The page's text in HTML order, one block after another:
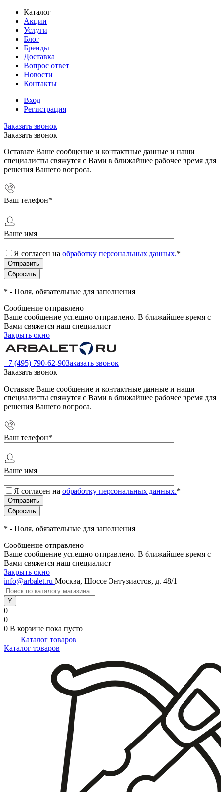
Каталог
Акции
Услуги
Блог
Бренды
Доставка
Вопрос ответ
Новости
Контакты
Вход
Регистрация
Заказать звонок
Заказать звонок
Оставьте Ваше сообщение и контактные данные и наши
специалисты свяжутся с Вами в ближайшее рабочее время для
решения Вашего вопроса.
Ваш телефон*
Ваше имя
Я согласен на обработку персональных данных.*
* - Поля, обязательные для заполнения
Сообщение отправлено
Ваше сообщение успешно отправлено. В ближайшее время с
Вами свяжется наш специалист
Закрыть окно
+7 (495) 790-62-90Заказать звонок
Заказать звонок
Оставьте Ваше сообщение и контактные данные и наши
специалисты свяжутся с Вами в ближайшее рабочее время для
решения Вашего вопроса.
Ваш телефон*
Ваше имя
Я согласен на обработку персональных данных.*
* - Поля, обязательные для заполнения
Сообщение отправлено
Ваше сообщение успешно отправлено. В ближайшее время с
Вами свяжется наш специалист
Закрыть окно
info@arbalet.ru Москва, Шоссе Энтузиастов, д. 48/1
0
0
0 В корзине пока пусто
Каталог товаров
Каталог товаров